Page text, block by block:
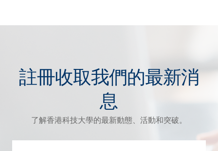
註冊收取我們的最新消
息
了解香港科技大學的最新動態、活動和突破。